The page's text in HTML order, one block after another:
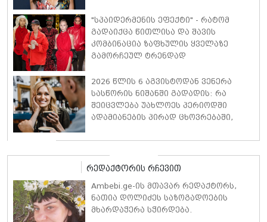
"სპაიდერმენის ეფექტი" - რატომ
გადაიქცა წითლისა და შავის
კომბინაცია ზაფხულის ყველაზე
გამორჩეულ ტრენდად
2026 წლის 6 აგვისტოდან ვენერა
სასწორის ნიშანში გადადის: რა
შეიცვლება უახლოეს პერიოდში
ადამიანების პირად ცხოვრებაში,
ურთიერთობებში
რედაქტორის რჩევით
Ambebi.ge-ის მთავარ რედაქტორს,
ნათია დოლიძეს საზოგადოების
მხარდაჭერა სჭირდება.